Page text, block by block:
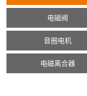
电磁阀
音圈电机
电磁离合器